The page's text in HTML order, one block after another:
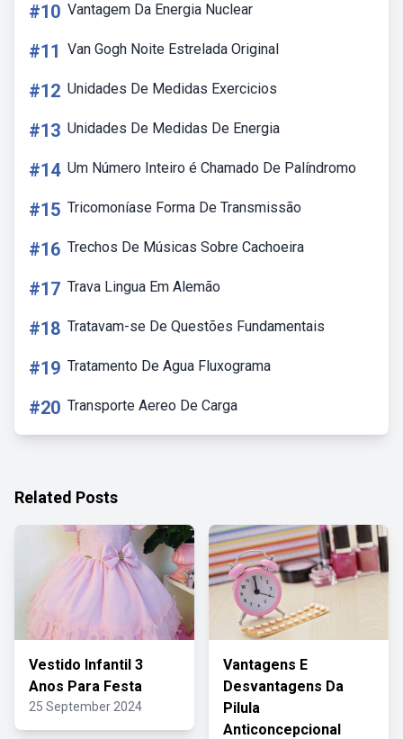
#10 Vantagem Da Energia Nuclear
#11 Van Gogh Noite Estrelada Original
#12 Unidades De Medidas Exercicios
#13 Unidades De Medidas De Energia
#14 Um Número Inteiro é Chamado De Palíndromo
#15 Tricomoníase Forma De Transmissão
#16 Trechos De Músicas Sobre Cachoeira
#17 Trava Lingua Em Alemão
#18 Tratavam-se De Questões Fundamentais
#19 Tratamento De Agua Fluxograma
#20 Transporte Aereo De Carga
Related Posts
Vestido Infantil 3
Anos Para Festa
25 September 2024
Vantagens E
Desvantagens Da
Pilula
Anticoncepcional